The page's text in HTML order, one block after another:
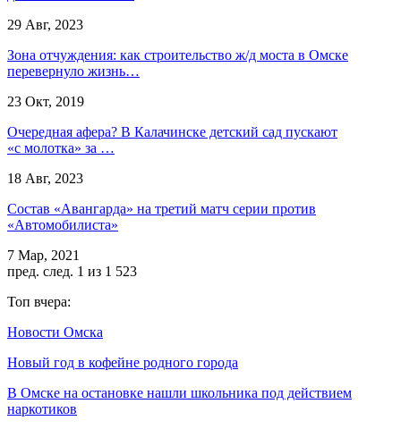
29 Авг, 2023
Зона отчуждения: как строительство ж/д моста в Омске
перевернуло жизнь…
23 Окт, 2019
Очередная афера? В Калачинске детский сад пускают
«с молотка» за …
18 Авг, 2023
Состав «Авангарда» на третий матч серии против
«Автомобилиста»
7 Мар, 2021
пред. след. 1 из 1 523
Топ вчера:
Новости Омска
Новый год в кофейне родного города
В Омске на остановке нашли школьника под действием
наркотиков